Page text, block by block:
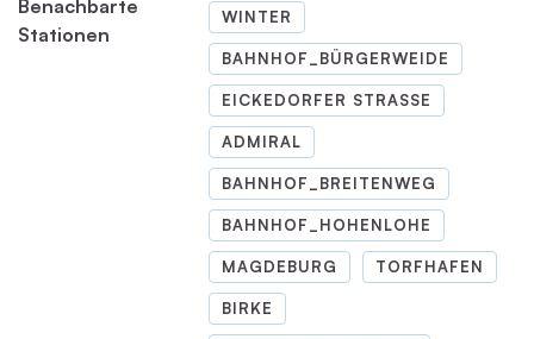
Benachbarte
Stationen
WINTER
BAHNHOF_BÜRGERWEIDE
EICKEDORFER STRASSE
ADMIRAL
BAHNHOF_BREITENWEG
BAHNHOF_HOHENLOHE
MAGDEBURG TORFHAFEN
BIRKE